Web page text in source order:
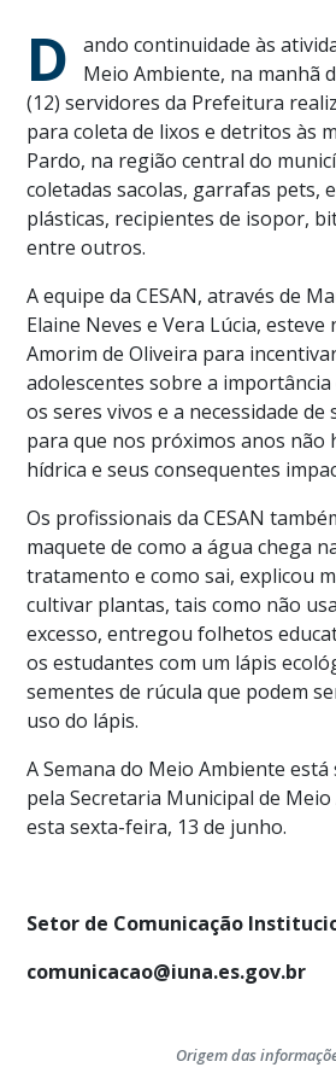
D
ando continuidade às
Meio Ambiente, na manhã
(12) servidores da Prefeitura
para coleta de lixos e detritos às
Pardo, na região central do
coletadas sacolas, garrafas pets,
plásticas, recipientes de isopor,
entre outros.
A equipe da CESAN, através de
Elaine Neves e Vera Lúcia, esteve
Amorim de Oliveira para
adolescentes sobre a
os seres vivos e a necessidade de
para que nos próximos anos não
hídrica e seus consequentes
Os profissionais da CESAN
maquete de como a água chega
tratamento e como sai, explicou
cultivar plantas, tais como não
excesso, entregou folhetos
os estudantes com um lápis
sementes de rúcula que podem
uso do lápis.
A Semana do Meio Ambiente
pela Secretaria Municipal de
esta sexta-feira, 13 de junho.
Setor de Comunicação
comunicacao@iuna.es.gov.br
Origem das